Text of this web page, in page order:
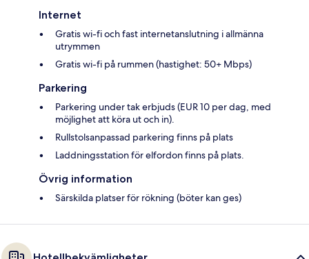
Internet
Gratis wi-fi och fast internetanslutning i allmänna
utrymmen
Gratis wi-fi på rummen (hastighet: 50+ Mbps)
Parkering
Parkering under tak erbjuds (EUR 10 per dag, med
möjlighet att köra ut och in).
Rullstolsanpassad parkering finns på plats
Laddningsstation för elfordon finns på plats.
Övrig information
Särskilda platser för rökning (böter kan ges)